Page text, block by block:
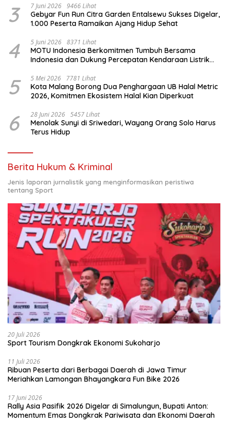
3 7 Juni 2026 9466 Lihat
Gebyar Fun Run Citra Garden Entalsewu Sukses Digelar,
1.000 Peserta Ramaikan Ajang Hidup Sehat
4 5 Juni 2026 8371 Lihat
MOTU Indonesia Berkomitmen Tumbuh Bersama
Indonesia dan Dukung Percepatan Kendaraan Listrik
5 5 Mei 2026 7781 Lihat
Kota Malang Borong Dua Penghargaan UB Halal Metric
2026, Komitmen Ekosistem Halal Kian Diperkuat
6 28 Juni 2026 5457 Lihat
Menolak Sunyi di Sriwedari, Wayang Orang Solo Harus
Terus Hidup
Berita Hukum & Kriminal
Jenis laporan jurnalistik yang menginformasikan peristiwa
tentang Sport
20 Juli 2026
Sport Tourism Dongkrak Ekonomi Sukoharjo
11 Juli 2026
Ribuan Peserta dari Berbagai Daerah di Jawa Timur
Meriahkan Lamongan Bhayangkara Fun Bike 2026
17 Juni 2026
Rally Asia Pasifik 2026 Digelar di Simalungun, Bupati Anton:
Momentum Emas Dongkrak Pariwisata dan Ekonomi Daerah